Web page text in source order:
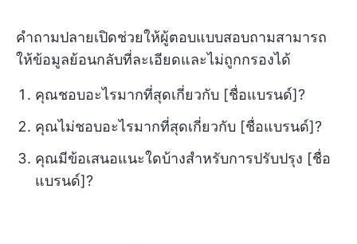
คำถามปลายเปิดช่วยให้ผู้ตอบแบบสอบถามสามารถ
ให้ข้อมูลย้อนกลับที่ละเอียดและไม่ถูกกรองได้
คุณชอบอะไรมากที่สุดเกี่ยวกับ [ชื่อแบรนด์]?
คุณไม่ชอบอะไรมากที่สุดเกี่ยวกับ [ชื่อแบรนด์]?
คุณมีข้อเสนอแนะใดบ้างสำหรับการปรับปรุง [ชื่อ
แบรนด์]?